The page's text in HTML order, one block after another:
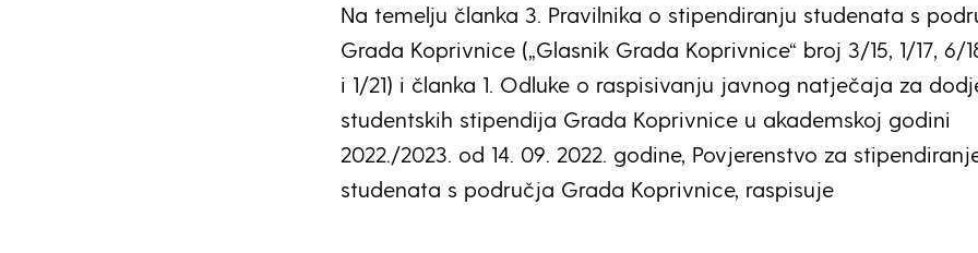
Na temelju članka 3. Pravilnika o stipendiranju studenata s
Grada Koprivnice („Glasnik Grada Koprivnice“ broj 3/15, 1/17, 6/
i 1/21) i članka 1. Odluke o raspisivanju javnog natječaja za
studentskih stipendija Grada Koprivnice u akademskoj godini
2022./2023. od 14. 09. 2022. godine, Povjerenstvo za
studenata s područja Grada Koprivnice, raspisuje